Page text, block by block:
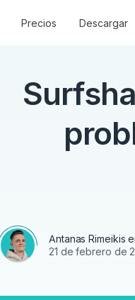
Precios Descargar
Antanas Rimeikis
21 de febrero de